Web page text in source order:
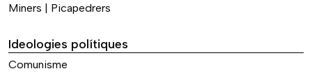
Miners | Picapedrers
Ideologies polítiques
Comunisme